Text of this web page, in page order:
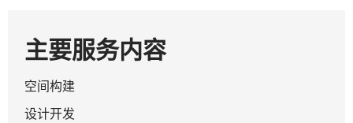
主要服务内容
空间构建
设计开发